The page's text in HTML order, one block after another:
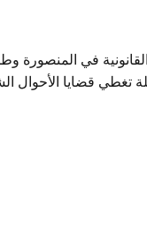
في المنصورة
قضايا الأحوال